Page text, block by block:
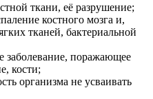
ткани, её разрушение;
костного мозга и,
тканей, бактериальной
заболевание, поражающее
кости;
организма не усваивать